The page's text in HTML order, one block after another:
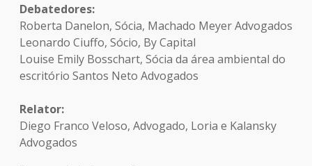
Debatedores:
Roberta Danelon, Sócia, Machado Meyer Advogados
Leonardo Ciuffo, Sócio, By Capital
Louise Emily Bosschart, Sócia da área ambiental do
escritório Santos Neto Advogados
Relator:
Diego Franco Veloso, Advogado, Loria e Kalansky
Advogados